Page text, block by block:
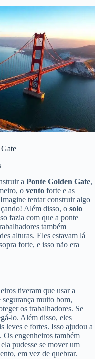
a Ponte Golden Gate,
o vento forte e as
tentar construir algo
Além disso, o solo
fazia com que a ponte
também
alturas. Eles estavam lá
forte, e isso não era
tiveram que usar a
segurança muito bom,
os trabalhadores. Se
lo. Além disso, eles
leves e fortes. Isso ajudou a
Os engenheiros também
pudesse se mover um
em vez de quebrar.